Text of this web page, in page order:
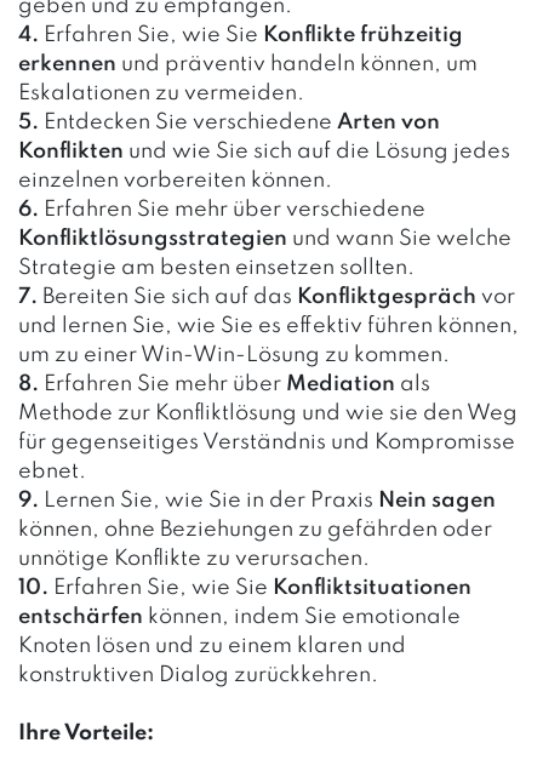
geben und zu empfangen.
4. Erfahren Sie, wie Sie Konflikte frühzeitig
erkennen und präventiv handeln können, um
Eskalationen zu vermeiden.
5. Entdecken Sie verschiedene Arten von
Konflikten und wie Sie sich auf die Lösung jedes
einzelnen vorbereiten können.
6. Erfahren Sie mehr über verschiedene
Konfliktlösungsstrategien und wann Sie welche
Strategie am besten einsetzen sollten.
7. Bereiten Sie sich auf das Konfliktgespräch vor
und lernen Sie, wie Sie es effektiv führen können,
um zu einer Win-Win-Lösung zu kommen.
8. Erfahren Sie mehr über Mediation als
Methode zur Konfliktlösung und wie sie den Weg
für gegenseitiges Verständnis und Kompromisse
ebnet.
9. Lernen Sie, wie Sie in der Praxis Nein sagen
können, ohne Beziehungen zu gefährden oder
unnötige Konflikte zu verursachen.
10. Erfahren Sie, wie Sie Konfliktsituationen
entschärfen können, indem Sie emotionale
Knoten lösen und zu einem klaren und
konstruktiven Dialog zurückkehren.
Ihre Vorteile: